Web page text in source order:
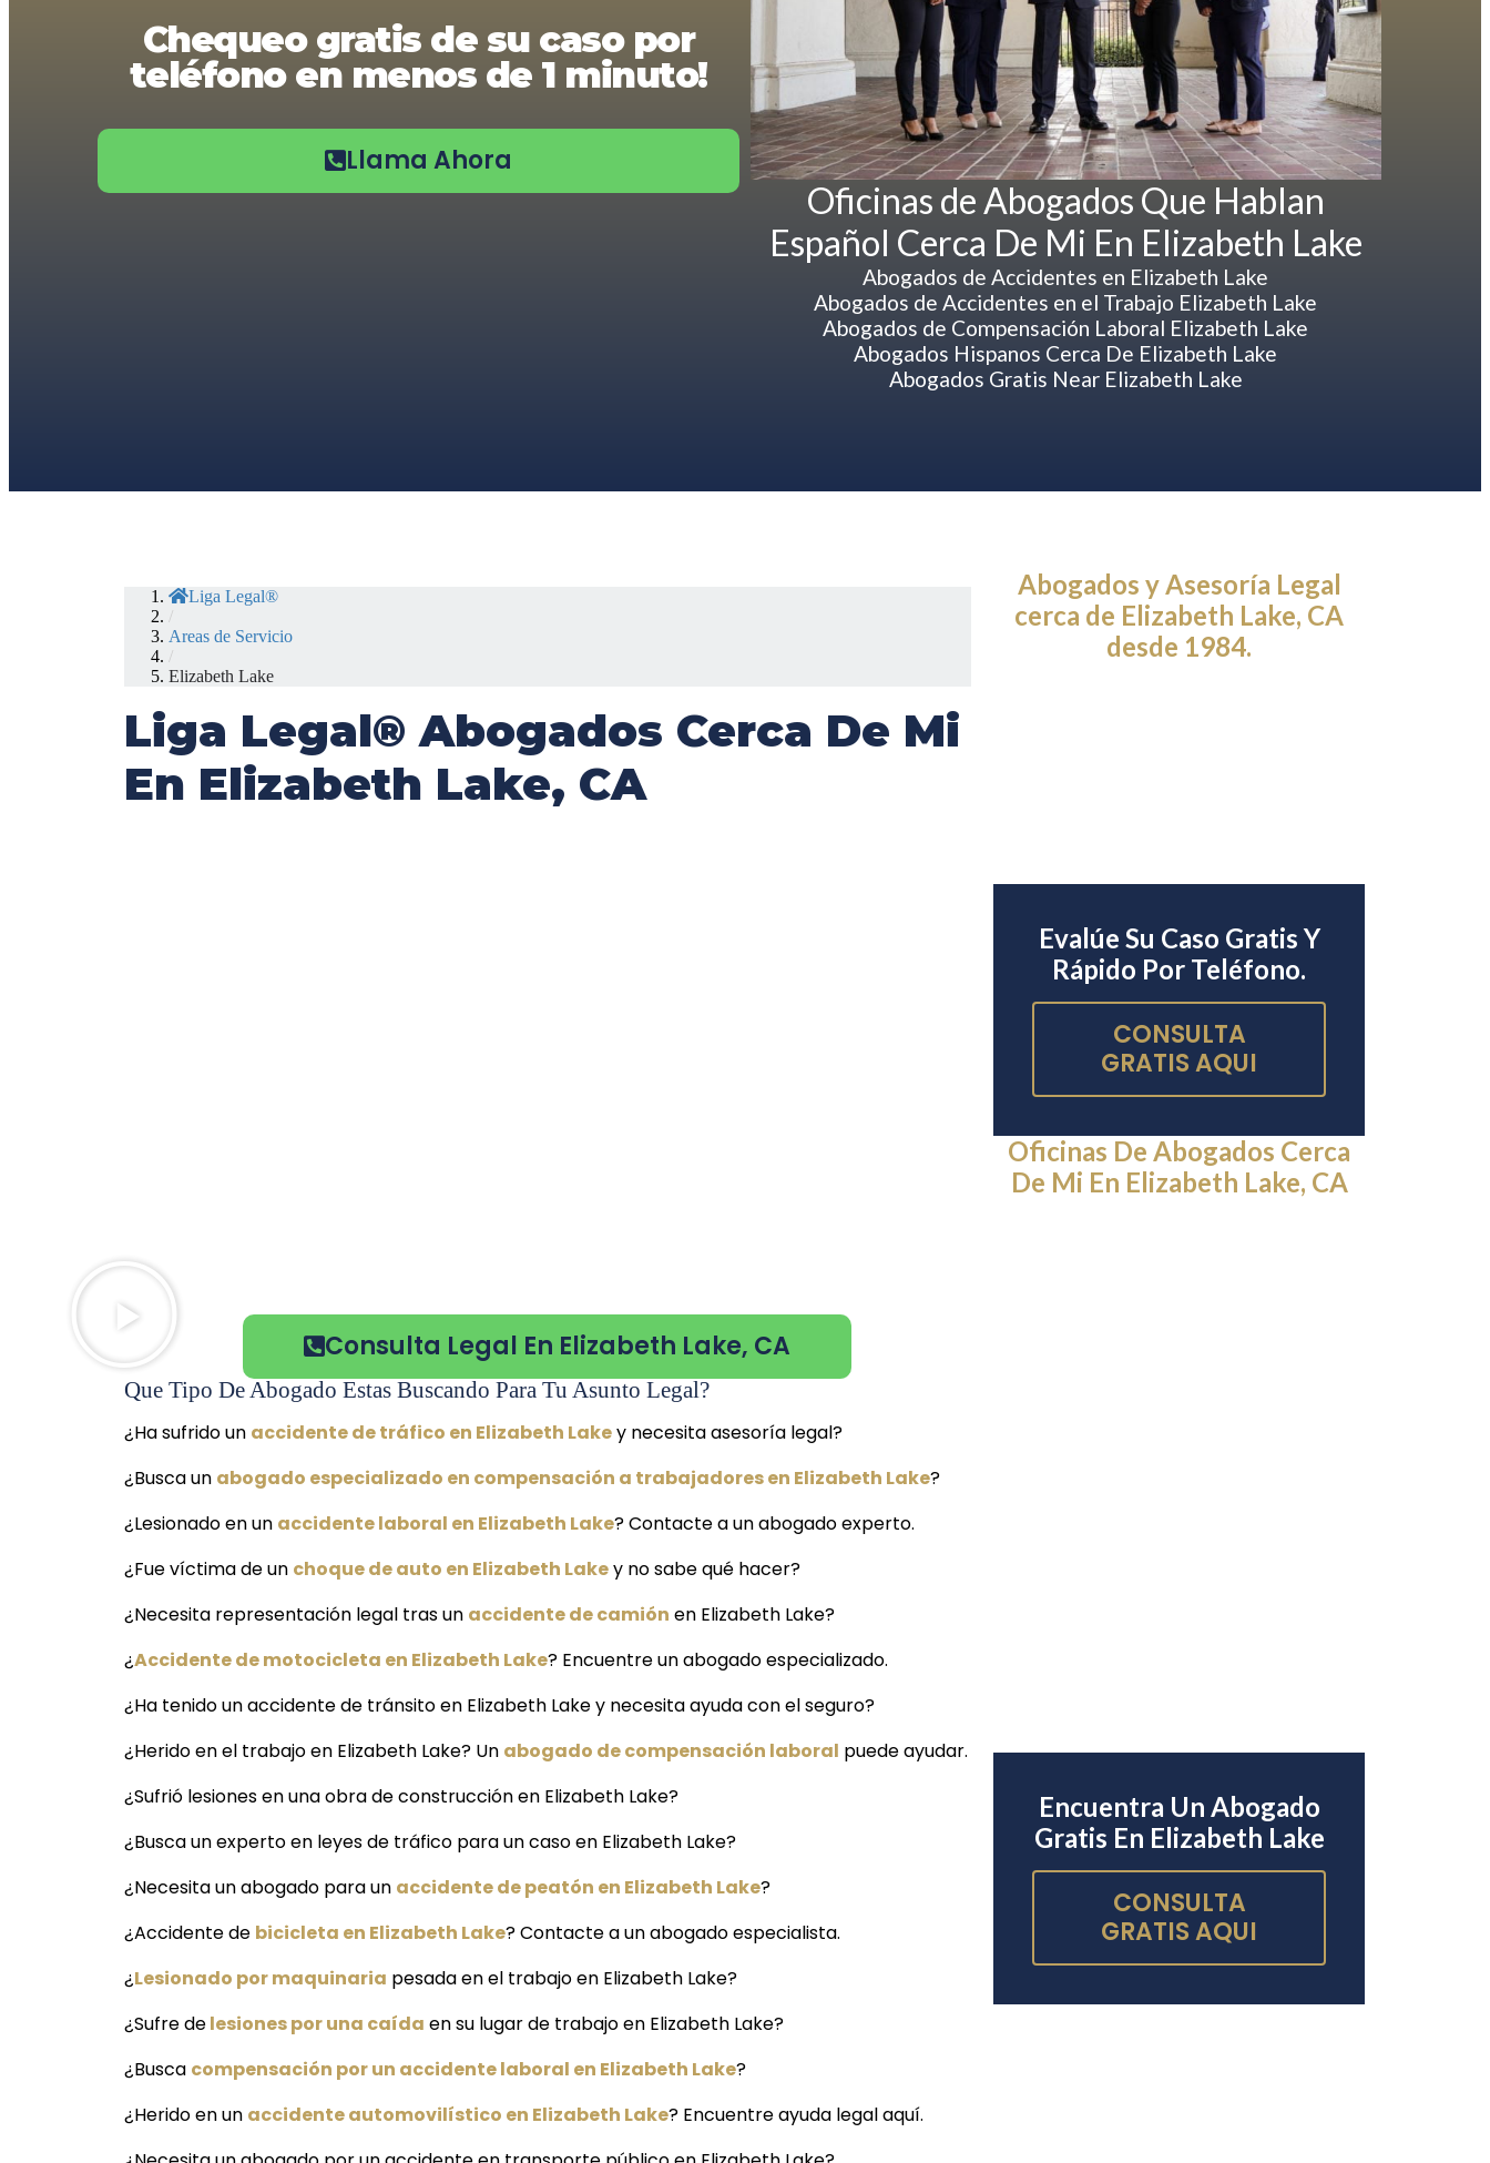
Chequeo gratis de su caso por
teléfono en menos de 1 minuto!
Llama Ahora
Oficinas de Abogados Que Hablan
Español Cerca De Mi En Elizabeth Lake
Abogados de Accidentes en Elizabeth Lake
Abogados de Accidentes en el Trabajo Elizabeth Lake
Abogados de Compensación Laboral Elizabeth Lake
Abogados Hispanos Cerca De Elizabeth Lake
Abogados Gratis Near Elizabeth Lake
Liga Legal®
/
Areas de Servicio
/
Elizabeth Lake
Liga Legal® Abogados Cerca De Mi
En Elizabeth Lake, CA
Consulta Legal En Elizabeth Lake, CA
Que Tipo De Abogado Estas Buscando Para Tu Asunto Legal?
¿Ha sufrido un accidente de tráfico en Elizabeth Lakey necesita asesoría legal?
¿Busca un abogado especializado en compensación a trabajadores en Elizabeth Lake?
¿Lesionado en un accidente laboral en Elizabeth Lake? Contacte a un abogado experto.
¿Fue víctima de un choque de auto en Elizabeth Lakey no sabe qué hacer?
¿Necesita representación legal tras un accidente de camión en Elizabeth Lake?
¿Accidente de motocicleta en Elizabeth Lake? Encuentre un abogado especializado.
¿Ha tenido un accidente de tránsito en Elizabeth Lake y necesita ayuda con el seguro?
¿Herido en el trabajo en Elizabeth Lake? Un abogado de compensación laboral puede ayudar.
¿Sufrió lesiones en una obra de construcción en Elizabeth Lake?
¿Busca un experto en leyes de tráfico para un caso en Elizabeth Lake?
¿Necesita un abogado para un accidente de peatón en Elizabeth Lake?
¿Accidente de bicicleta en Elizabeth Lake? Contacte a un abogado especialista.
¿Lesionado por maquinaria pesada en el trabajo en Elizabeth Lake?
¿Sufre delesiones por una caída en su lugar de trabajo en Elizabeth Lake?
¿Busca compensación por un accidente laboral en Elizabeth Lake?
¿Herido en un accidente automovilístico en Elizabeth Lake? Encuentre ayuda legal aquí.
Abogados y Asesoría Legal
cerca de Elizabeth Lake, CA
desde 1984.
Evalúe Su Caso Gratis Y
Rápido Por Teléfono.
CONSULTA
GRATIS AQUI
Oficinas De Abogados Cerca
De Mi En Elizabeth Lake, CA
Encuentra Un Abogado
Gratis En Elizabeth Lake
CONSULTA
GRATIS AQUI